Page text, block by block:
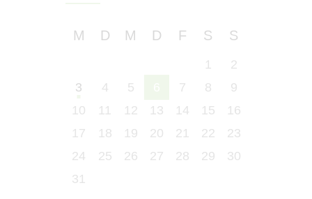
M D M D F S S
1
2
3
4 5 7 8
9
10
11 12 13 14 15
16
17
18 19 20 21 22
23
24
25 26 27 28 29
30
31